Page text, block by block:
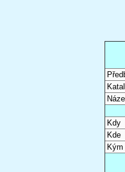
Kdy
Kde
Kým